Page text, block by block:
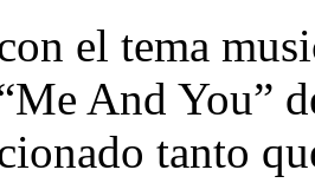
el tema
And
tanto